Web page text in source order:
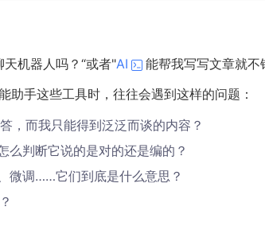
天机器人吗？“或者"AI
能帮我写写文章就不
手这些工具时，往往会遇到这样的问题：
，而我只能得到泛泛而谈的内容？
么判断它说的是对的还是编的？
微调……它们到底是什么意思？